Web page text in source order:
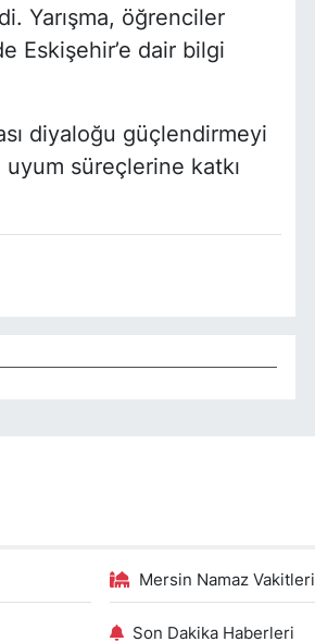
Yarışma, öğrenciler
Eskişehir’e dair bilgi
diyaloğu güçlendirmeyi
uyum süreçlerine katkı
Mersin Namaz Vakitleri
Son Dakika Haberleri